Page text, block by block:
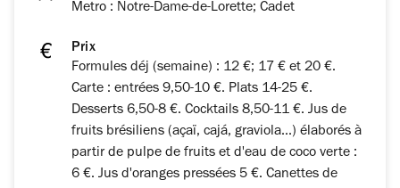
Metro : Notre-Dame-de-Lorette; Cadet
Prix
Formules déj (semaine) : 12 €; 17 € et 20 €.
Carte : entrées 9,50-10 €. Plats 14-25 €.
Desserts 6,50-8 €. Cocktails 8,50-11 €. Jus de
fruits brésiliens (açaï, cajá, graviola...) élaborés à
partir de pulpe de fruits et d'eau de coco verte :
6 €. Jus d'oranges pressées 5 €. Canettes de